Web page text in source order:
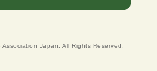
Japan. All Rights Reserved.